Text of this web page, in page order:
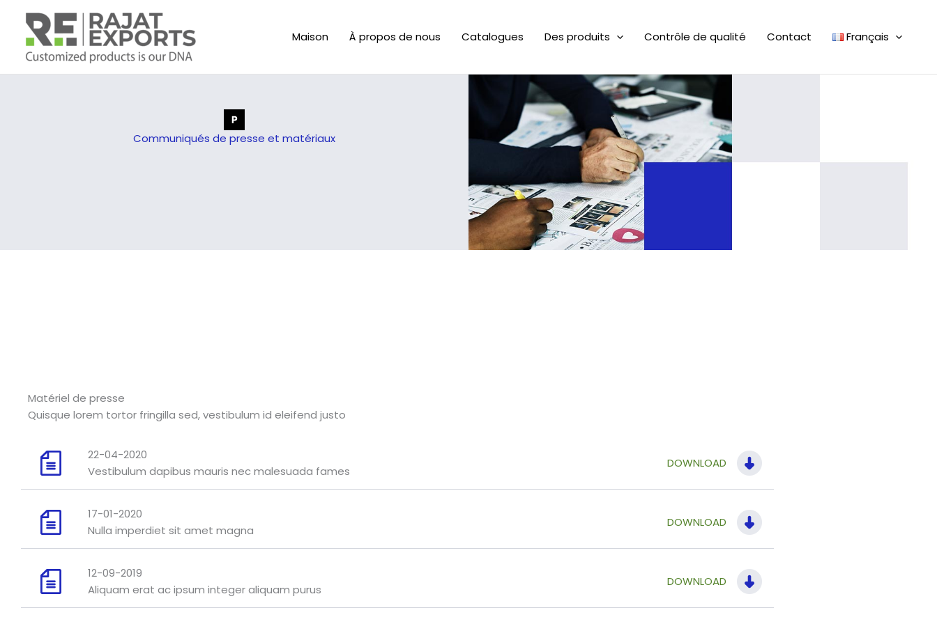
contenu
Maison À propos de nous Catalogues Des produits Contrôle de qualité Contact Français
Communiqués de presse et matériaux
Matériel de presse
Quisque lorem tortor fringilla sed, vestibulum id eleifend justo
22-04-2020
Vestibulum dapibus mauris nec malesuada fames
DOWNLOAD
17-01-2020
Nulla imperdiet sit amet magna
DOWNLOAD
12-09-2019
Aliquam erat ac ipsum integer aliquam purus
DOWNLOAD